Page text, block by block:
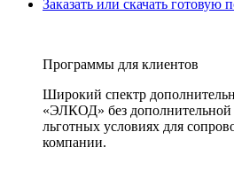
Заказать или скачать готовую
Программы для клиентов
Широкий спектр
«ЭЛКОД» без дополнительной
льготных условиях для
компании.